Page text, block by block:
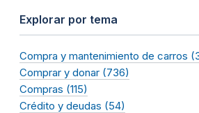
Explorar por tema
Compra y mantenimiento de carros
Comprar y donar (736)
Compras (115)
Crédito y deudas (54)